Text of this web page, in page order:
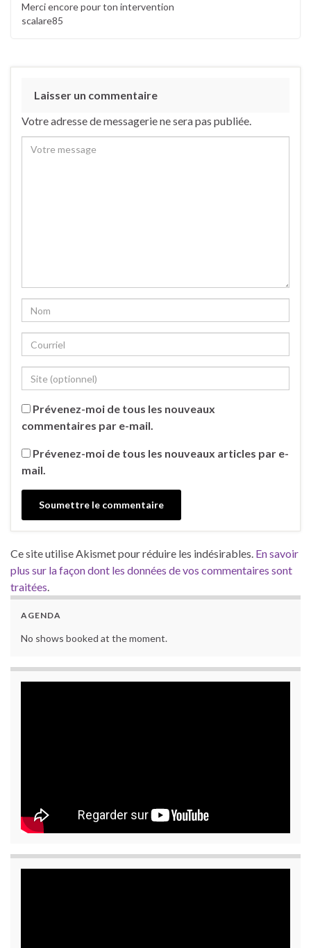
Merci encore pour ton intervention
scalare85
Laisser un commentaire
Votre adresse de messagerie ne sera pas publiée.
Prévenez-moi de tous les nouveaux
commentaires par e-mail.
Prévenez-moi de tous les nouveaux articles par e-
mail.
Ce site utilise Akismet pour réduire les indésirables. En savoir
plus sur la façon dont les données de vos commentaires sont
traitées.
AGENDA
No shows booked at the moment.